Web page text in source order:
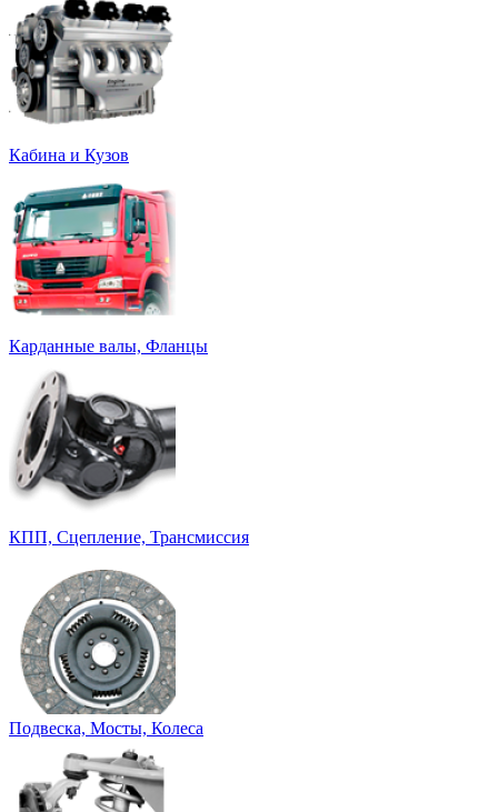
Кабина и Кузов
Карданные валы, Фланцы
КПП, Сцепление, Трансмиссия
Подвеска, Мосты, Колеса